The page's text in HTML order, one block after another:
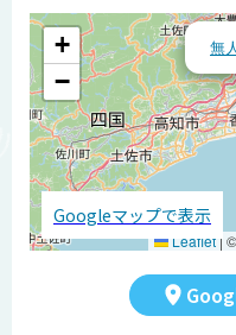
無
+
−
Leaflet | ©
Googleマップで表示